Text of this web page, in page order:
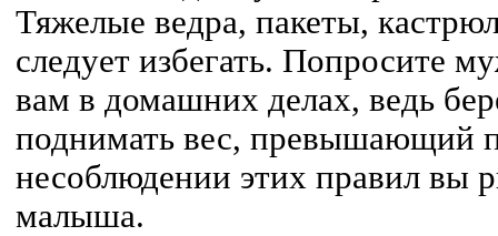
Тяжелые ведра, пакеты,
следует избегать. Попросите
вам в домашних делах, ведь
поднимать вес, превышающий
несоблюдении этих правил вы
малыша.